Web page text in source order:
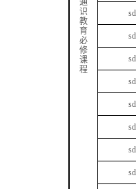
通
识
教
育
必
修
课
程